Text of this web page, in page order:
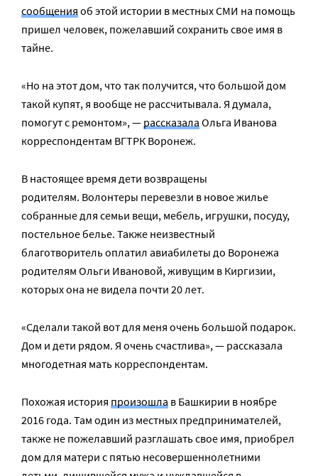
сообщенияоб этой истории в местных СМИ на помощь
пришел человек, пожелавший сохранить свое имя в
тайне.
«Но на этот дом, что так получится, что большой дом
такой купят, я вообще не рассчитывала. Я думала,
помогут с ремонтом», —рассказалаОльга Иванова
корреспондентам ВГТРК Воронеж.
В настоящее время дети возвращены
родителям. Волонтеры перевезли в новое жилье
собранные для семьи вещи, мебель, игрушки, посуду,
постельное белье. Также неизвестный
благотворитель оплатил авиабилеты до Воронежа
родителям Ольги Ивановой, живущим в Киргизии,
которых она не видела почти 20 лет.
«Сделали такой вот для меня очень большой подарок.
Дом и дети рядом. Я очень счастлива», — рассказала
многодетная мать корреспондентам.
Похожая история произошла в Башкирии в ноябре
2016 года. Там один из местных предпринимателей,
также не пожелавший разглашать свое имя, приобрел
дом для матери с пятью несовершеннолетними